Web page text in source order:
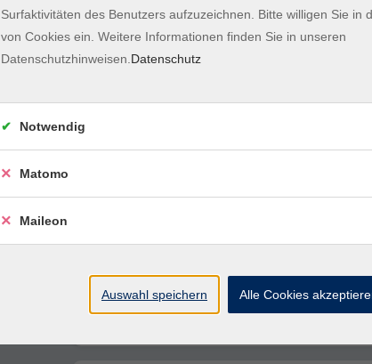
KI-Bilder: Kreativ mit
ONLINE
NEU: English A2: basics and
NEU: Finanztipps für
Surfaktivitäten des Benutzers aufzuzeichnen. Bitte willigen Sie in
von Cookies ein. Weitere Informationen finden Sie in unseren
Datenschutzhinweisen. Datenschutz
Notwendig
Matomo
Maileon
Auswahl speichern Alle Cookies